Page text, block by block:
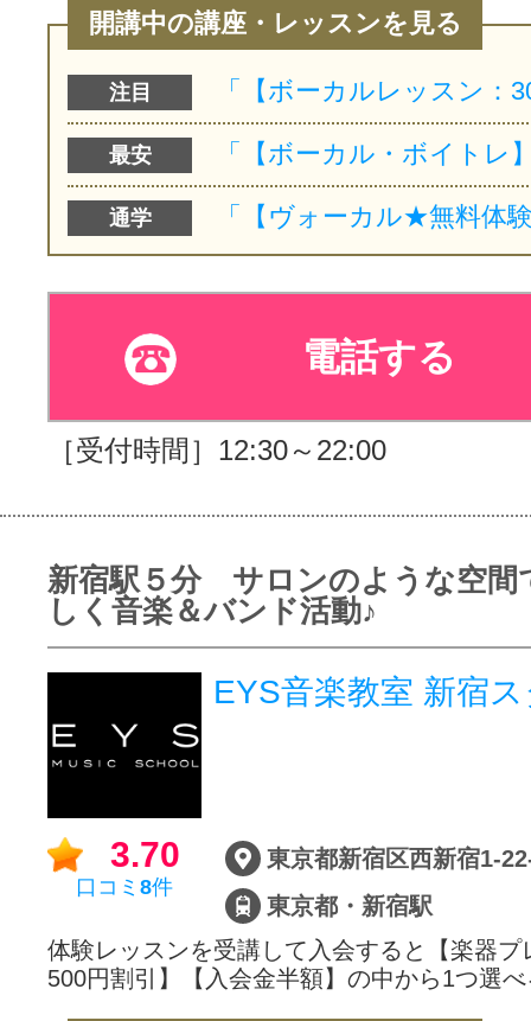
開講中の講座・レッスンを見る
注目
最安
通学
電話する
［受付時間］12:30～22:00
新宿駅５分 サロンのような空間
しく音楽＆バンド活動♪
EYS音楽教室 新宿
3.70
口コミ 8件
東京都・新宿駅
体験レッスンを受講して入会すると【楽器プ
500円割引】【入会金半額】の中から1つ選